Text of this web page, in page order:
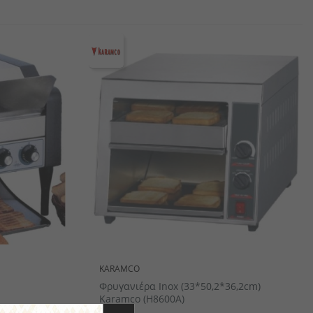
KARAMCO
Φρυγανιέρα Inox (33*50,2*36,2cm)
Karamco (H8600A)